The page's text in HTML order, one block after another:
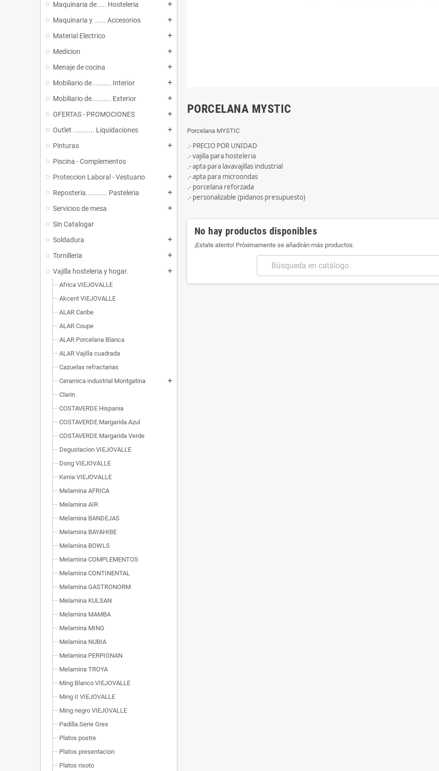
Maquinaria de..... Hosteleria add
Maquinaria y ...... Accesorios add
Material Electrico add
Medicion add
Menaje de cocina add
Mobiliario de.......... Interior add
Mobiliario de.......... Exterior add
OFERTAS - PROMOCIONES add
Outlet ........... Liquidaciones add
Pinturas add
Piscina - Complementos
Proteccion Laboral - Vestuario
add
Reposteria........... Pasteleria add
Servicios de mesa add
Sin Catalogar
Soldadura
add
Tornilleria add
Vajilla hosteleria y hogar. add
Africa VIEJOVALLE
Akcent VIEJOVALLE
ALAR Caribe
ALAR Coupe
ALAR Porcelana Blanca
ALAR Vajilla cuadrada
Cazuelas refractarias
Ceramica industrial Montgatina
add
Clarin
COSTAVERDE Hispania
COSTAVERDE Margarida Azul
COSTAVERDE Margarida Verde
Degustacion VIEJOVALLE
Dong VIEJOVALLE
Kenia VIEJOVALLE
Melamina AFRICA
Melamina AIR
Melamina BANDEJAS
Melamina BAYAHIBE
Melamina BOWLS
Melamina COMPLEMENTOS
Melamina CONTINENTAL
Melamina GASTRONORM
Melamina KULSAN
Melamina MAMBA
Melamina MING
Melamina NUBIA
Melamina PERPIGNAN
Melamina TROYA
Ming Blanco VIEJOVALLE
Ming II VIEJOVALLE
Ming negro VIEJOVALLE
Padilla.Serie Gres
Platos postre
Platos presentacion
Platos risoto
PORCELANA MYSTIC
Porcelana MYSTIC
.- PRECIO POR UNIDAD
.- vajilla para hosteleria
.- apta para lavavajillas industrial
.- apta para microondas
.- porcelana reforzada
.- personalizable (pidanos presupuesto)
No hay productos disponibles
¡Estate atento! Próximamente se añadirán más productos.